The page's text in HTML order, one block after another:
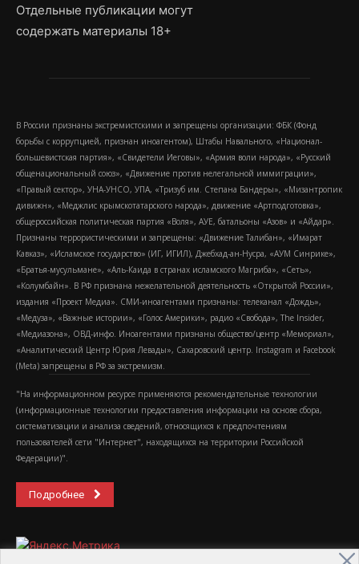
Отдельные публикации могут
содержать материалы 18+
В России признаны экстремистскими и запрещены организации: ФБК (Фонд
борьбы с коррупцией, признан иноагентом), Штабы Навального, «Национал-
большевистская партия», «Свидетели Иеговы», «Армия воли народа», «Русский
общенациональный союз», «Движение против нелегальной иммиграции»,
«Правый сектор», УНА-УНСО, УПА, «Тризуб им. Степана Бандеры», «Мизантропик
дивижн», «Меджлис крымскотатарского народа», движение «Артподготовка»,
общероссийская политическая партия «Воля», АУЕ, батальоны «Азов» и «Айдар».
Признаны террористическими и запрещены: «Движение Талибан», «Имарат
Кавказ», «Исламское государство» (ИГ, ИГИЛ), Джебхад-ан-Нусра, «АУМ Синрике»,
«Братья-мусульмане», «Аль-Каида в странах исламского Магриба», «Сеть»,
«Колумбайн». В РФ признана нежелательной деятельность «Открытой России»,
издания «Проект Медиа». СМИ-иноагентами признаны: телеканал «Дождь»,
«Медуза», «Важные истории», «Голос Америки», радио «Свобода», The Insider,
«Медиазона», ОВД-инфо. Иноагентами признаны общество/центр «Мемориал»,
«Аналитический Центр Юрия Левады», Сахаровский центр. Instagram и Facebook
(Metа) запрещены в РФ за экстремизм.
"На информационном ресурсе применяются рекомендательные технологии
(информационные технологии предоставления информации на основе сбора,
систематизации и анализа сведений, относящихся к предпочтениям
пользователей сети "Интернет", находящихся на территории Российской
Федерации)".
Подробнее